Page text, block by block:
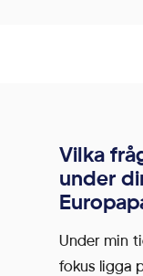
Vilka
under
Under min
fokus ligga